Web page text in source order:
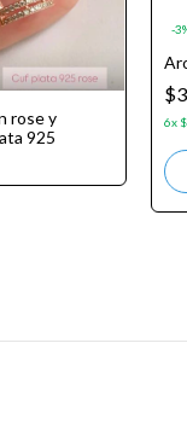
rose y
925
-3
6x